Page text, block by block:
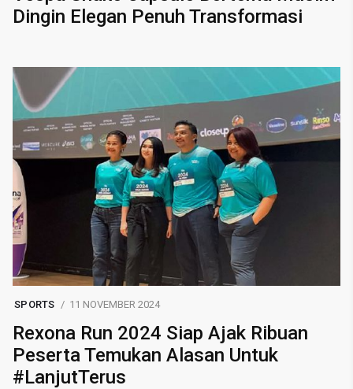
Dingin Elegan Penuh Transformasi
SPORTS 11 NOVEMBER 2024
Rexona Run 2024 Siap Ajak Ribuan
Peserta Temukan Alasan Untuk
#LanjutTerus